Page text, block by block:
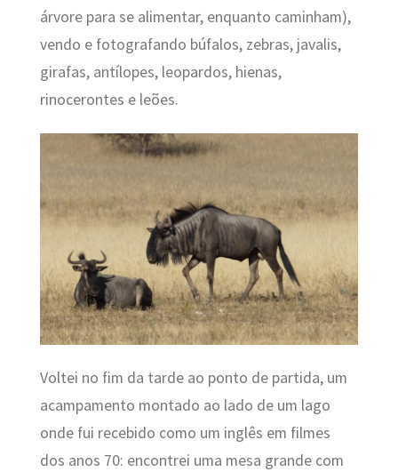
árvore para se alimentar, enquanto caminham),
vendo e fotografando búfalos, zebras, javalis,
girafas, antílopes, leopardos, hienas,
rinocerontes e leões.
Voltei no fim da tarde ao ponto de partida, um
acampamento montado ao lado de um lago
onde fui recebido como um inglês em filmes
dos anos 70: encontrei uma mesa grande com